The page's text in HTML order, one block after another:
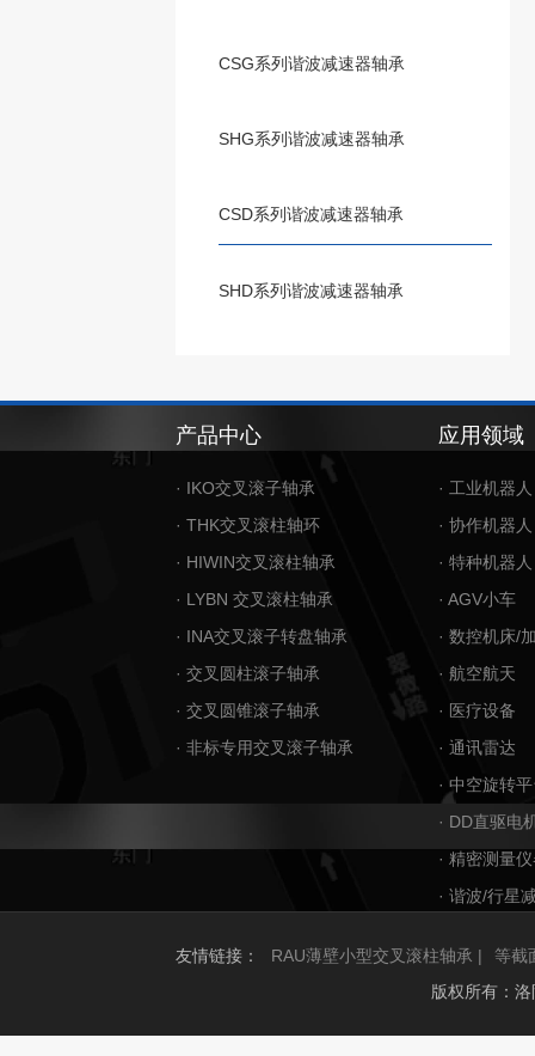
CSG系列谐波减速器轴承
SHG系列谐波减速器轴承
CSD系列谐波减速器轴承
SHD系列谐波减速器轴承
产品中心
· IKO交叉滚子轴承
· THK交叉滚柱轴环
· HIWIN交叉滚柱轴承
· LYBN 交叉滚柱轴承
· INA交叉滚子转盘轴承
· 交叉圆柱滚子轴承
· 交叉圆锥滚子轴承
· 非标专用交叉滚子轴承
应用领域
· 工业机器人
· 协作机器人
· 特种机器人
· AGV小车
· 数控机床/
· 航空航天
· 医疗设备
· 通讯雷达
· 中空旋转
· DD直驱电
· 精密测量
· 谐波/行星
友情链接： RAU薄壁小型交叉滚柱轴承 |
等截
版权所有：